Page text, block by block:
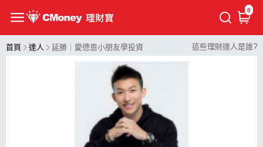
0
首頁 達人 延勝｜愛德恩小朋友學投資 這些理財達人是誰?